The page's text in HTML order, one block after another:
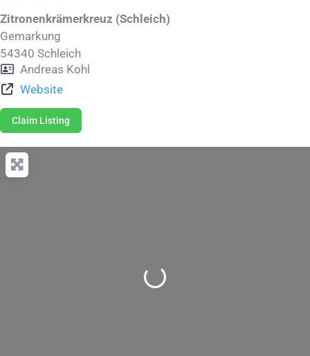
Zitronenkrämerkreuz (Schleich)
Gemarkung
54340 Schleich
Andreas Kohl
Website
Claim Listing
Wird geladen …